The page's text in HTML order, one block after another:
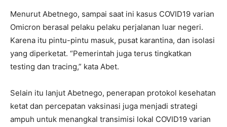
Menurut Abetnego, sampai saat ini kasus COVID19 varian
Omicron berasal pelaku pelaku perjalanan luar negeri.
Karena itu pintu-pintu masuk, pusat karantina, dan isolasi
yang diperketat. “Pemerintah juga terus tingkatkan
testing dan tracing,” kata Abet.
Selain itu lanjut Abetnego, penerapan protokol kesehatan
ketat dan percepatan vaksinasi juga menjadi strategi
ampuh untuk menangkal transimisi lokal COVID19 varian